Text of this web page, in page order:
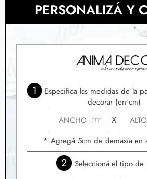
PERSONALIZÁ Y
1
Especifica las medidas de la
decorar (en cm)
X
* Agregá 5cm de demasía en
2 Seleccioná el tipo de